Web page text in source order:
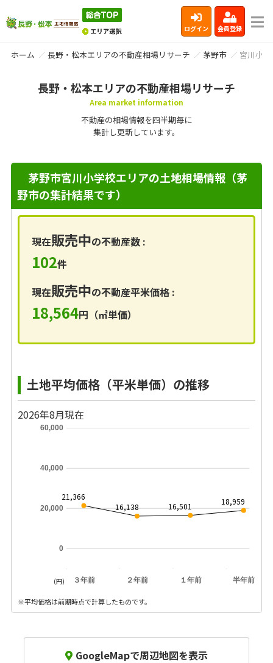
ログイン 会員登録
ホーム 長野・松本エリアの不動産相場リサーチ 茅野市 宮川小
長野・松本エリアの不動産相場リサーチ
Area market information
不動産の相場情報を四半期毎に
集計し更新しています。
茅野市宮川小学校エリアの土地相場情報（茅
野市の集計結果です）
現在販売中の不動産数 :
102件
現在販売中の不動産平米価格 :
18,564円（㎡単価）
土地平均価格（平米単価）の推移
2026年8月現在
３年前 ２年前 １年前 半年前
0
20,000
40,000
60,000
21,366
16,138
16,501 18,959
(円)
※平均価格は前期時点で計算したものです。
GoogleMapで周辺地図を表示